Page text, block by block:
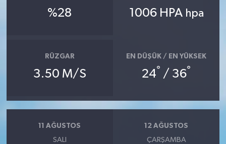
%28 1006 HPA hpa
RÜZGAR
3.50 M/S
EN DÜŞÜK / EN YÜKSEK
24° / 36°
11 AĞUSTOS
SALI
12 AĞUSTOS
ÇARŞAMBA